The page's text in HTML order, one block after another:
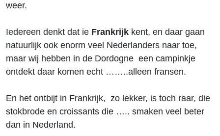
weer.
Iedereen denkt dat ie Frankrijk kent, en daar gaan
natuurlijk ook enorm veel Nederlanders naar toe,
maar wij hebben in de Dordogne een campinkje
ontdekt daar komen echt ……..alleen fransen.
En het ontbijt in Frankrijk, zo lekker, is toch raar, die
stokbrode en croissants die ….. smaken veel beter
dan in Nederland.